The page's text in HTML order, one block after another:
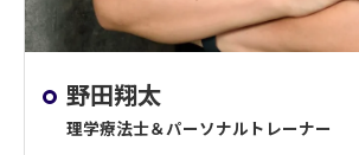
野田翔太
理学療法士＆パーソナルトレーナー